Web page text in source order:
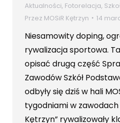
Aktualności, Fotorelacja,
Przez MOSiR Kętrzyn 14
Niesamowity doping,
rywalizacja sportowa.
opisać drugą część
Zawodów Szkół
odbyły się dziś w hali
tygodniami w zawodach
Kętrzyn” rywalizowały